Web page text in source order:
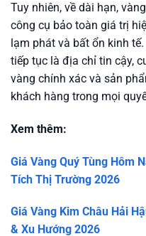
Tuy nhiên, về dài hạn,
công cụ bảo toàn giá trị
lạm phát và bất ổn kinh
tiếp tục là địa chỉ tin cậy,
vàng chính xác và sản
khách hàng trong mọi
Xem thêm:
Giá Vàng Quý Tùng Hôm
Tích Thị Trường 2026
Giá Vàng Kim Châu Hải
& Xu Hướng 2026